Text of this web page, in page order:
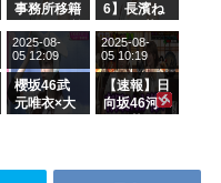
事務所移籍
属を発表
6】長濱ね
ら移籍しフ
ラーム所属
に。これで
事務所に所
属している
がこちら
櫻坂46武
元唯衣×大
さんに恐怖
2025-08-
05 12:09
【速報】日
向坂46河
2025-08-
05 10:19